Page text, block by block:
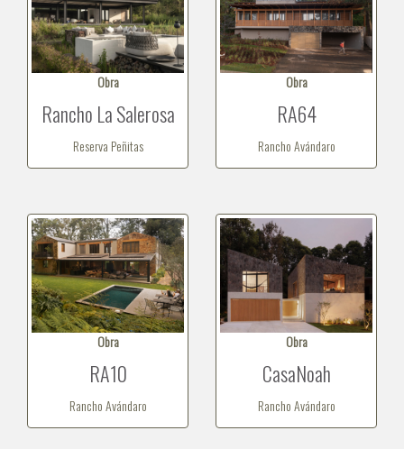
Obra
Rancho La Salerosa
Reserva Peñitas
Obra
RA64
Rancho Avándaro
Obra
RA10
Rancho Avándaro
Obra
CasaNoah
Rancho Avándaro